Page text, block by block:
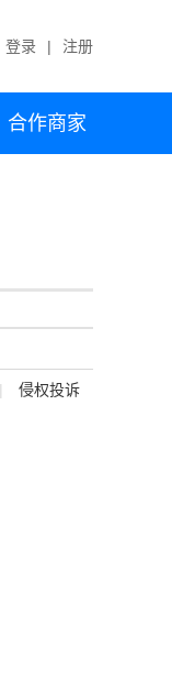
登录 | 注册
合作商家
| 侵权投诉